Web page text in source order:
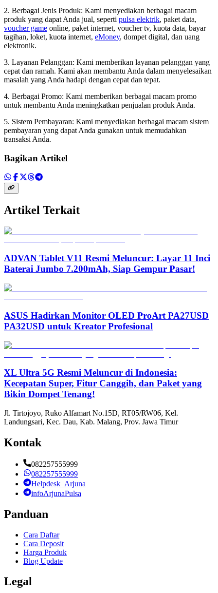
2. Berbagai Jenis Produk: Kami menyediakan berbagai macam
produk yang dapat Anda jual, seperti pulsa elektrik, paket data,
voucher game online, paket internet, voucher tv, kuota data, bayar
tagihan, loket, kuota internet, eMoney, dompet digital, dan uang
elektronik.
3. Layanan Pelanggan: Kami memberikan layanan pelanggan yang
cepat dan ramah. Kami akan membantu Anda dalam menyelesaikan
masalah yang Anda hadapi dengan cepat dan tepat.
4. Berbagai Promo: Kami memberikan berbagai macam promo
untuk membantu Anda meningkatkan penjualan produk Anda.
5. Sistem Pembayaran: Kami menyediakan berbagai macam sistem
pembayaran yang dapat Anda gunakan untuk memudahkan
transaksi Anda.
Bagikan Artikel
Artikel Terkait
ADVAN Tablet V11 Resmi Meluncur: Layar 11 Inci
Baterai Jumbo 7.200mAh, Siap Gempur Pasar!
ASUS Hadirkan Monitor OLED ProArt PA27USD
PA32USD untuk Kreator Profesional
XL Ultra 5G Resmi Meluncur di Indonesia:
Kecepatan Super, Fitur Canggih, dan Paket yang
Bikin Dompet Tenang!
Jl. Tirtojoyo, Ruko Alfamart No.15D, RT05/RW06, Kel.
Landungsari, Kec. Dau, Kab. Malang, Prov. Jawa Timur
Kontak
082257555999
082257555999
Helpdesk_Arjuna
infoArjunaPulsa
Panduan
Cara Daftar
Cara Deposit
Harga Produk
Blog Update
Legal